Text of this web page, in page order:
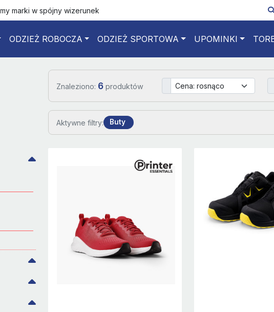
marki w spójny wizerunek
ODZIEŻ ROBOCZA ODZIEŻ SPORTOWA UPOMINKI
Znaleziono: 6 produktów
Aktywne filtry: Buty